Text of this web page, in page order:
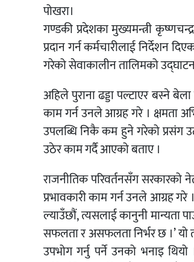
पोखरा।
गण्डकी प्रदेशका मुख्यमन्त्री
प्रदान गर्न कर्मचारीलाई निर्देशन
गरेको सेवाकालीन तालिमको
अहिले पुराना ढड्डा पल्टाएर बस्ने
काम गर्न उनले आग्रह गरे । क्षमता
उपलब्धि निकै कम हुने गरेको प्रसंग
उठेर काम गर्दै आएको बताए ।
राजनीतिक परिवर्तनसँग सरकारको
प्रभावकारी काम गर्न उनले आग्रह गरे
ल्याउँछौं, त्यसलाई कानुनी मान्यता
सफलता र असफलता निर्भर छ ।’ यो
उपभोग गर्नु पर्ने उनको भनाइ